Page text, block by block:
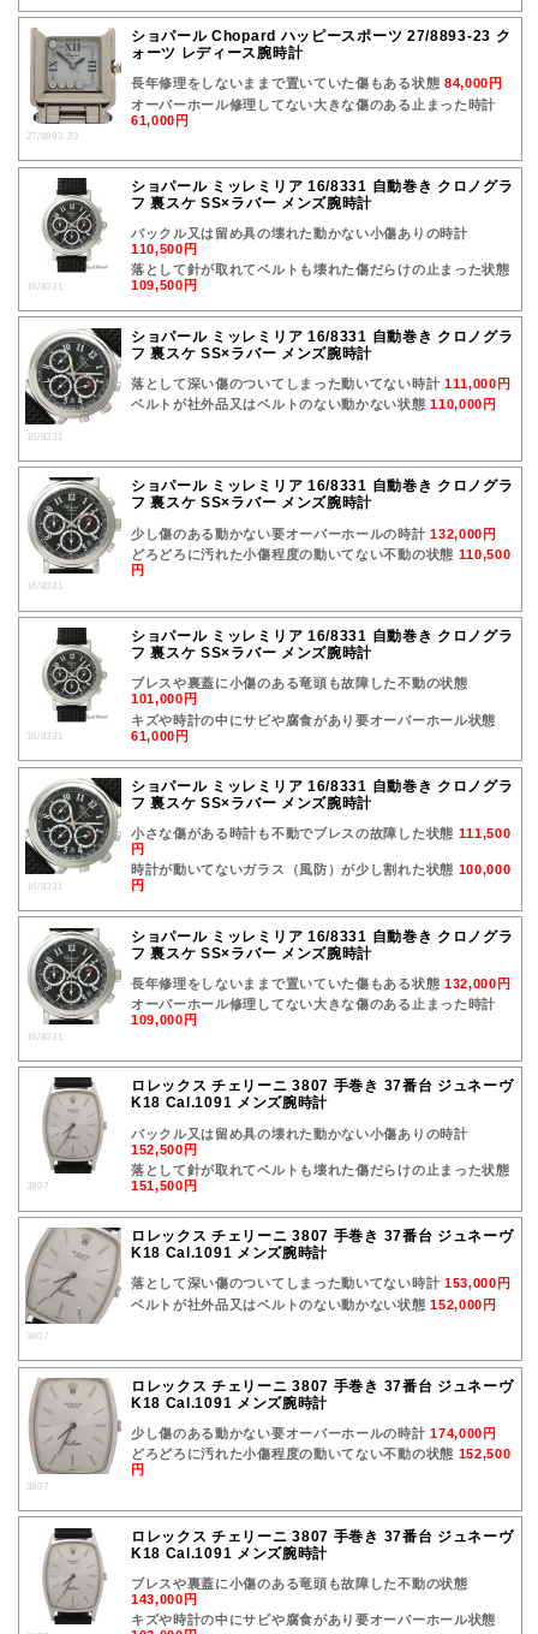
27/8893-23
ショパール Chopard ハッピースポーツ 27/8893-23 ク
ォーツ レディース腕時計
長年修理をしないままで置いていた傷もある状態 84,000円
オーバーホール修理してない大きな傷のある止まった時計
61,000円
16/8331
ショパール ミッレミリア 16/8331 自動巻き クロノグラ
フ 裏スケ SS×ラバー メンズ腕時計
バックル又は留め具の壊れた動かない小傷ありの時計
110,500円
落として針が取れてベルトも壊れた傷だらけの止まった状態
109,500円
16/8331
ショパール ミッレミリア 16/8331 自動巻き クロノグラ
フ 裏スケ SS×ラバー メンズ腕時計
落として深い傷のついてしまった動いてない時計 111,000円
ベルトが社外品又はベルトのない動かない状態110,000円
16/8331
ショパール ミッレミリア 16/8331 自動巻き クロノグラ
フ 裏スケ SS×ラバー メンズ腕時計
少し傷のある動かない要オーバーホールの時計132,000円
どろどろに汚れた小傷程度の動いてない不動の状態 110,500
円
16/8331
ショパール ミッレミリア 16/8331 自動巻き クロノグラ
フ 裏スケ SS×ラバー メンズ腕時計
ブレスや裏蓋に小傷のある竜頭も故障した不動の状態
101,000円
キズや時計の中にサビや腐食があり要オーバーホール状態
61,000円
16/8331
ショパール ミッレミリア 16/8331 自動巻き クロノグラ
フ 裏スケ SS×ラバー メンズ腕時計
小さな傷がある時計も不動でブレスの故障した状態 111,500
円
時計が動いてないガラス（風防）が少し割れた状態 100,000
円
16/8331
ショパール ミッレミリア 16/8331 自動巻き クロノグラ
フ 裏スケ SS×ラバー メンズ腕時計
長年修理をしないままで置いていた傷もある状態 132,000円
オーバーホール修理してない大きな傷のある止まった時計
109,000円
3807
ロレックス チェリーニ 3807 手巻き 37番台 ジュネーヴ
K18 Cal.1091 メンズ腕時計
バックル又は留め具の壊れた動かない小傷ありの時計
152,500円
落として針が取れてベルトも壊れた傷だらけの止まった状態
151,500円
3807
ロレックス チェリーニ 3807 手巻き 37番台 ジュネーヴ
K18 Cal.1091 メンズ腕時計
落として深い傷のついてしまった動いてない時計 153,000円
ベルトが社外品又はベルトのない動かない状態152,000円
3807
ロレックス チェリーニ 3807 手巻き 37番台 ジュネーヴ
K18 Cal.1091 メンズ腕時計
少し傷のある動かない要オーバーホールの時計174,000円
どろどろに汚れた小傷程度の動いてない不動の状態 152,500
円
ロレックス チェリーニ 3807 手巻き 37番台 ジュネーヴ
K18 Cal.1091 メンズ腕時計
ブレスや裏蓋に小傷のある竜頭も故障した不動の状態
143,000円
キズや時計の中にサビや腐食があり要オーバーホール状態